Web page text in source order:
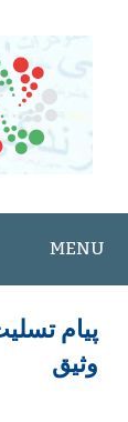
content
MENU
پیام
وثیق